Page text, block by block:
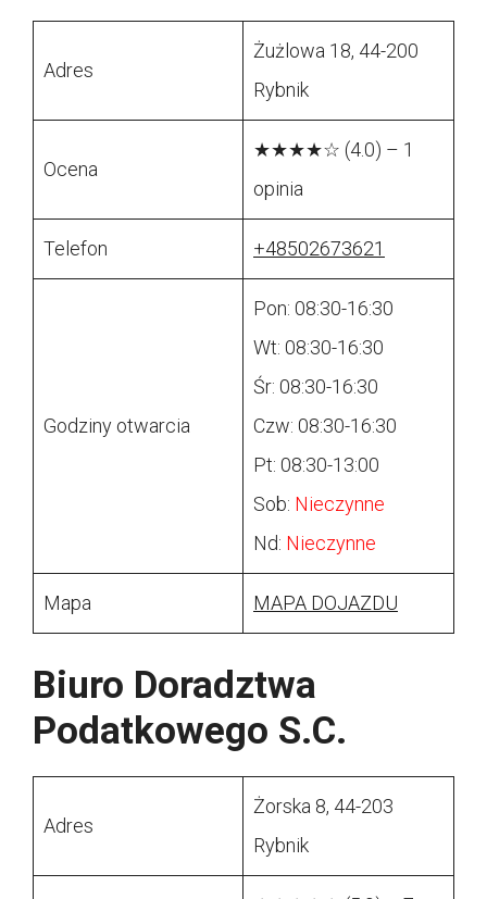
Adres
Żużlowa 18, 44-200
Rybnik
Ocena
★★★★☆ (4.0) – 1
opinia
Telefon +48502673621
Godziny otwarcia
Pon: 08:30-16:30
Wt: 08:30-16:30
Śr: 08:30-16:30
Czw: 08:30-16:30
Pt: 08:30-13:00
Sob: Nieczynne
Nd: Nieczynne
Mapa MAPA DOJAZDU
Biuro Doradztwa
Podatkowego S.C.
Adres
Żorska 8, 44-203
Rybnik